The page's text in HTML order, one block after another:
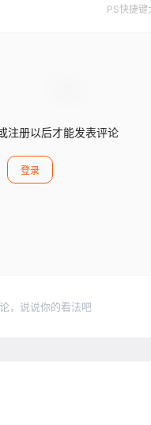
PS快捷键
注册以后才能发表评论
登录
，说说你的看法吧